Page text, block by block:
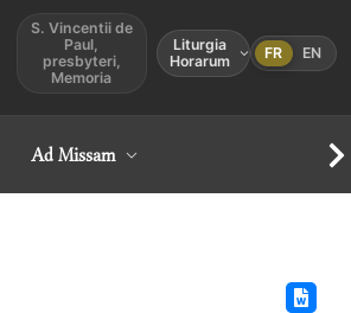
S. Vincentii de
Paul,
presbyteri,
Memoria
Liturgia
Horarum
FR EN
Ad Missam